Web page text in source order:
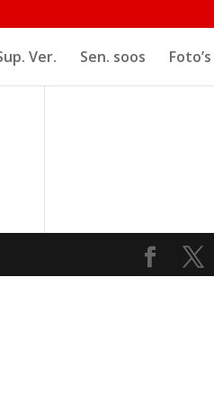
Ver. Sen. soos Foto’s